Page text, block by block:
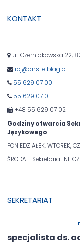
KONTAKT
ul. Czerniakowska 22,
ipj@ans-elblag.pl
55 629 07 00
55 629 07 01
+48 55 629 07 02
Godziny otwarcia
Językowego
PONIEDZIAŁEK, WTOREK,
ŚRODA - Sekretariat
SEKRETARIAT
specjalista ds.